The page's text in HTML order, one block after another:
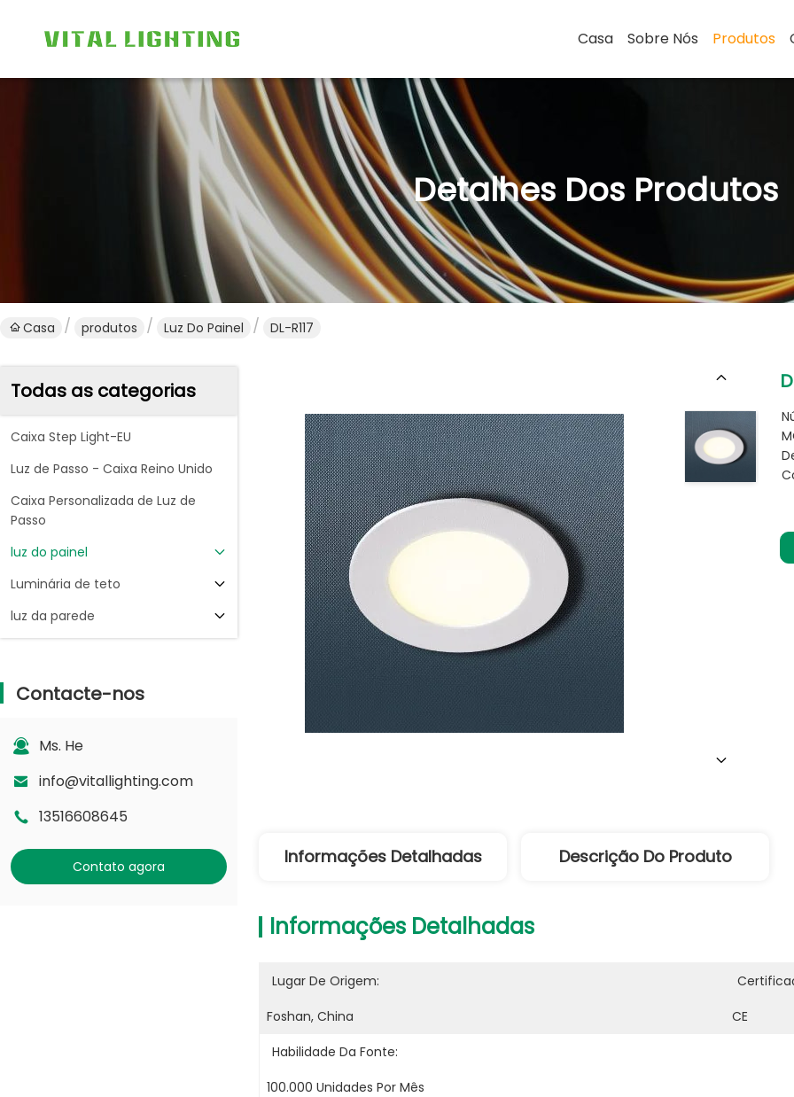
Casa Sobre Nós Produtos
Detalhes Dos Produtos
Casa produtos Luz Do Painel DL-R117
Todas as categorias
Caixa Step Light-EU
Luz de Passo - Caixa Reino Unido
Caixa Personalizada de Luz de
Passo
luz do painel
Luminária de teto
luz da parede
Contacte-nos
Ms. He
info@vitallighting.com
13516608645
Contato agora Informações Detalhadas Descrição Do Produto
Informações Detalhadas
Lugar De Origem:
Foshan, China
CE
Habilidade Da Fonte:
100.000 Unidades Por Mês